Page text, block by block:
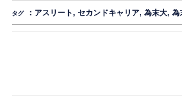
タグ ： アスリート ,セカンドキャリア,為末大,為